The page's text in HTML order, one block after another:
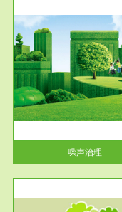
噪声治理
服务范围
废气处理工程